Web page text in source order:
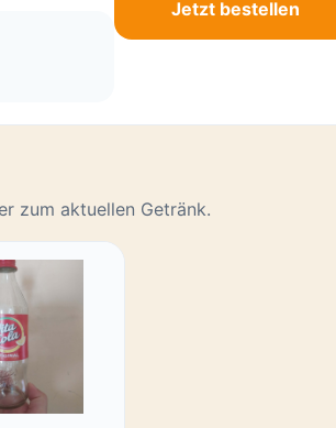
Jetzt bestellen
zum aktuellen Getränk.